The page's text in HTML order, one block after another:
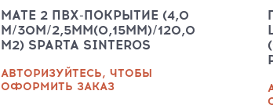
MATE 2 ПВХ-ПОКРЫТИЕ (4,0
М/30М/2,5ММ(0,15ММ)/120,0
М2) SPARTA SINTEROS
АВТОРИЗУЙТЕСЬ, ЧТОБЫ
ОФОРМИТЬ ЗАКАЗ